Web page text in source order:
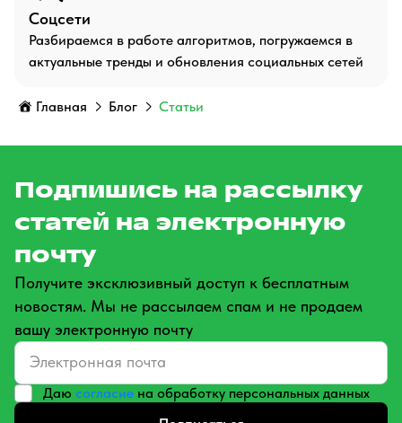
Соцсети
Разбираемся в работе алгоритмов, погружаемся в
актуальные тренды и обновления социальных сетей
Главная Блог Статьи
Подпишись на рассылку
статей на электронную
почту
Получите эксклюзивный доступ к бесплатным
новостям. Мы не рассылаем спам и не продаем
вашу электронную почту
Даю согласие на обработку персональных данных